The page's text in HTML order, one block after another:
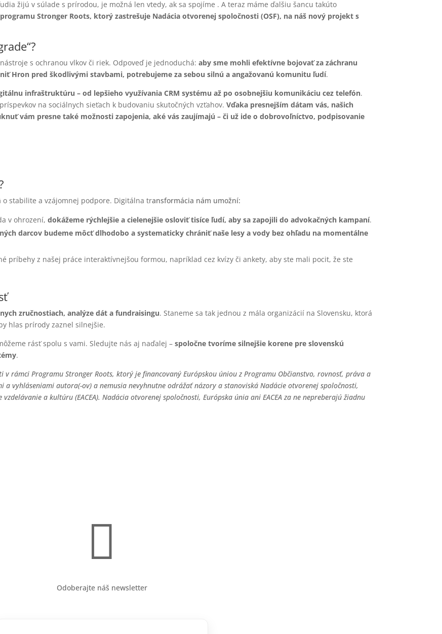
žijú v súlade s prírodou, je možná len vtedy, ak sa spojíme . A teraz máme ďalšiu šancu takúto
Stronger Roots, ktorý zastrešuje Nadácia otvorenej spoločnosti (OSF), na náš nový projekt s
s ochranou vlkov či riek. Odpoveď je jednoduchá:aby sme mohli efektívne bojovať za záchranu
Hron pred škodlivými stavbami, potrebujeme za sebou silnú a angažovanú komunitu ľudí.
infraštruktúru – od lepšieho využívania CRM systému až po osobnejšiu komunikáciu cez telefón.
na sociálnych sieťach k budovaniu skutočných vzťahov.Vďaka presnejším dátam vás, našich
vám presne také možnosti zapojenia, aké vás zaujímajú – či už ide o dobrovoľníctvo, podpisovanie
stabilite a vzájomnej podpore. Digitálna transformácia nám umožní:
v ohrození,dokážeme rýchlejšie a cielenejšie osloviť tisíce ľudí, aby sa zapojili do advokačných kampaní.
darcov budeme môcť dlhodobo a systematicky chrániť naše lesy a vody bez ohľadu na momentálne
príbehy z našej práce interaktívnejšou formou, napríklad cez kvízy či ankety, aby ste mali pocit, že ste
zručnostiach, analýze dát a fundraisingu. Staneme sa tak jednou z mála organizácií na Slovensku, ktorá
hlas prírody zaznel silnejšie.
rásť spolu s vami. Sledujte nás aj naďalej –spoločne tvoríme silnejšie korene pre slovenskú
.
rámci Programu Stronger Roots, ktorý je financovaný Európskou úniou z Programu Občianstvo, rovnosť, práva a
a vyhláseniami autora(-ov) a nemusia nevyhnutne odrážať názory a stanoviská Nadácie otvorenej spoločnosti,
a kultúru (EACEA). Nadácia otvorenej spoločnosti, Európska únia ani EACEA za ne nepreberajú žiadnu

Odoberajte náš newsletter